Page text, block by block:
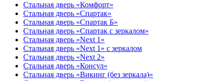
Стальная дверь «Комфорт»
Стальная дверь «Спартак»
Стальная дверь «Спартак Б»
Стальная дверь «Спартак с зеркалом»
Стальная дверь «Next 1»
Стальная дверь «Next 1» с зеркалом
Стальная дверь «Next 2»
Стальная дверь «Консул»
Стальная дверь «Викинг (без зеркала)»